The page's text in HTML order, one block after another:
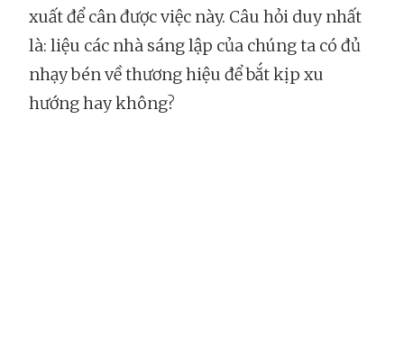
xuất để cân được việc này. Câu hỏi duy nhất
là: liệu các nhà sáng lập của chúng ta có đủ
nhạy bén về thương hiệu để bắt kịp xu
hướng hay không?